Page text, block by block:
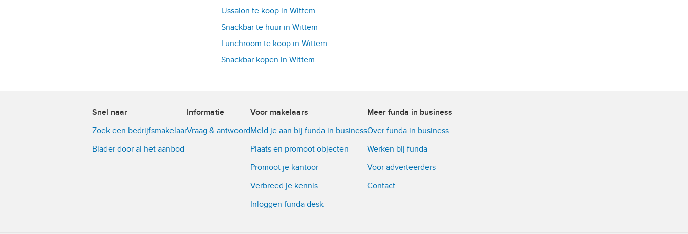
IJssalon te koop in Wittem
Snackbar te huur in Wittem
Lunchroom te koop in Wittem
Snackbar kopen in Wittem
Snel naar
Zoek een bedrijfsmakelaar
Blader door al het aanbod
Informatie
Vraag & antwoord
Voor makelaars
Meld je aan bij funda in business
Plaats en promoot objecten
Promoot je kantoor
Verbreed je kennis
Inloggen funda desk
Meer funda in business
Over funda in business
Werken bij funda
Voor adverteerders
Contact